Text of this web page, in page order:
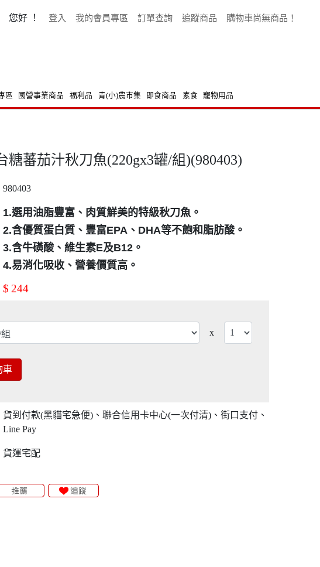
您好 ！ 登入 我的會員專區 訂單查詢 追蹤商品 購物車尚無商品！
區 國營事業商品 福利品 青(小)農市集 即食商品 素食 寵物用品
糖蕃茄汁秋刀魚(220gx3罐/組)(980403)
980403
1.選用油脂豐富、肉質鮮美的特級秋刀魚。
2.含優質蛋白質、豐富EPA、DHA等不飽和脂肪酸。
3.含牛磺酸、維生素E及B12。
4.易消化吸收、營養價質高。
$ 244
x
車
貨到付款(黑貓宅急便)、聯合信用卡中心(一次付清)、街口支付、
Line Pay
貨運宅配